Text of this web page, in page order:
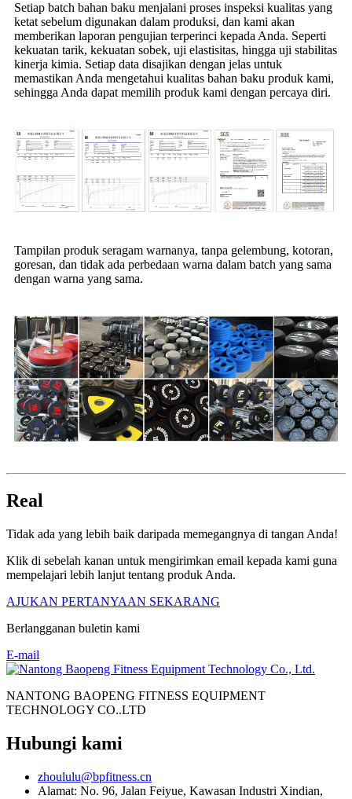
Setiap batch bahan baku menjalani proses inspeksi kualitas yang
ketat sebelum digunakan dalam produksi, dan kami akan
memberikan laporan pengujian terperinci kepada Anda. Seperti
kekuatan tarik, kekuatan sobek, uji elastisitas, hingga uji stabilitas
kinerja kimia. Setiap data disajikan dengan jelas untuk
memastikan Anda mengetahui kualitas bahan baku produk kami,
sehingga Anda dapat memilih produk kami dengan percaya diri.
Tampilan produk seragam warnanya, tanpa gelembung, kotoran,
goresan, dan tidak ada perbedaan warna dalam batch yang sama
dengan warna yang sama.
Real
Tidak ada yang lebih baik daripada memegangnya di tangan Anda!
Klik di sebelah kanan untuk mengirimkan email kepada kami guna
mempelajari lebih lanjut tentang produk Anda.
AJUKAN PERTANYAAN SEKARANG
Berlangganan buletin kami
E-mail
NANTONG BAOPENG FITNESS EQUIPMENT
TECHNOLOGY CO..LTD
Hubungi kami
zhoululu@bpfitness.cn
Alamat: No. 96, Jalan Feiyue, Kawasan Industri Xindian,